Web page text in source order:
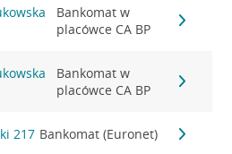
Bankomat w
placówce CA BP
Bankomat w
placówce CA BP
217 Bankomat (Euronet)